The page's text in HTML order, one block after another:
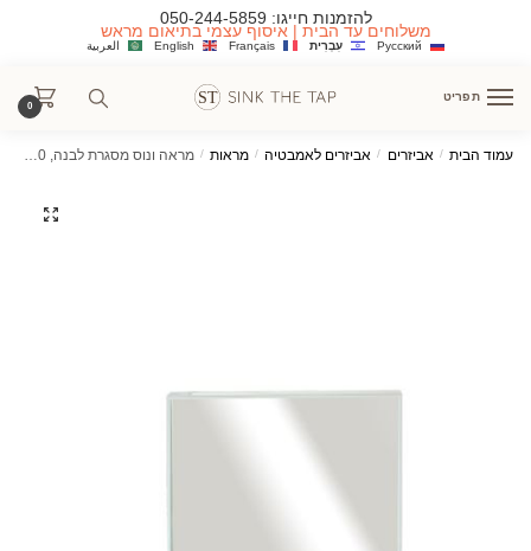
להזמנות חייגו: 050-244-5859
משלוחים עד הבית | איסוף עצמי בתיאום מראש
العربية English Français עִבְרִית Русский
תפריט
0
עמוד הבית / אביזרים / אביזרים לאמבטיה / מראות / מראה ונוס מסגרת לבנה, 80/60 ס"מ